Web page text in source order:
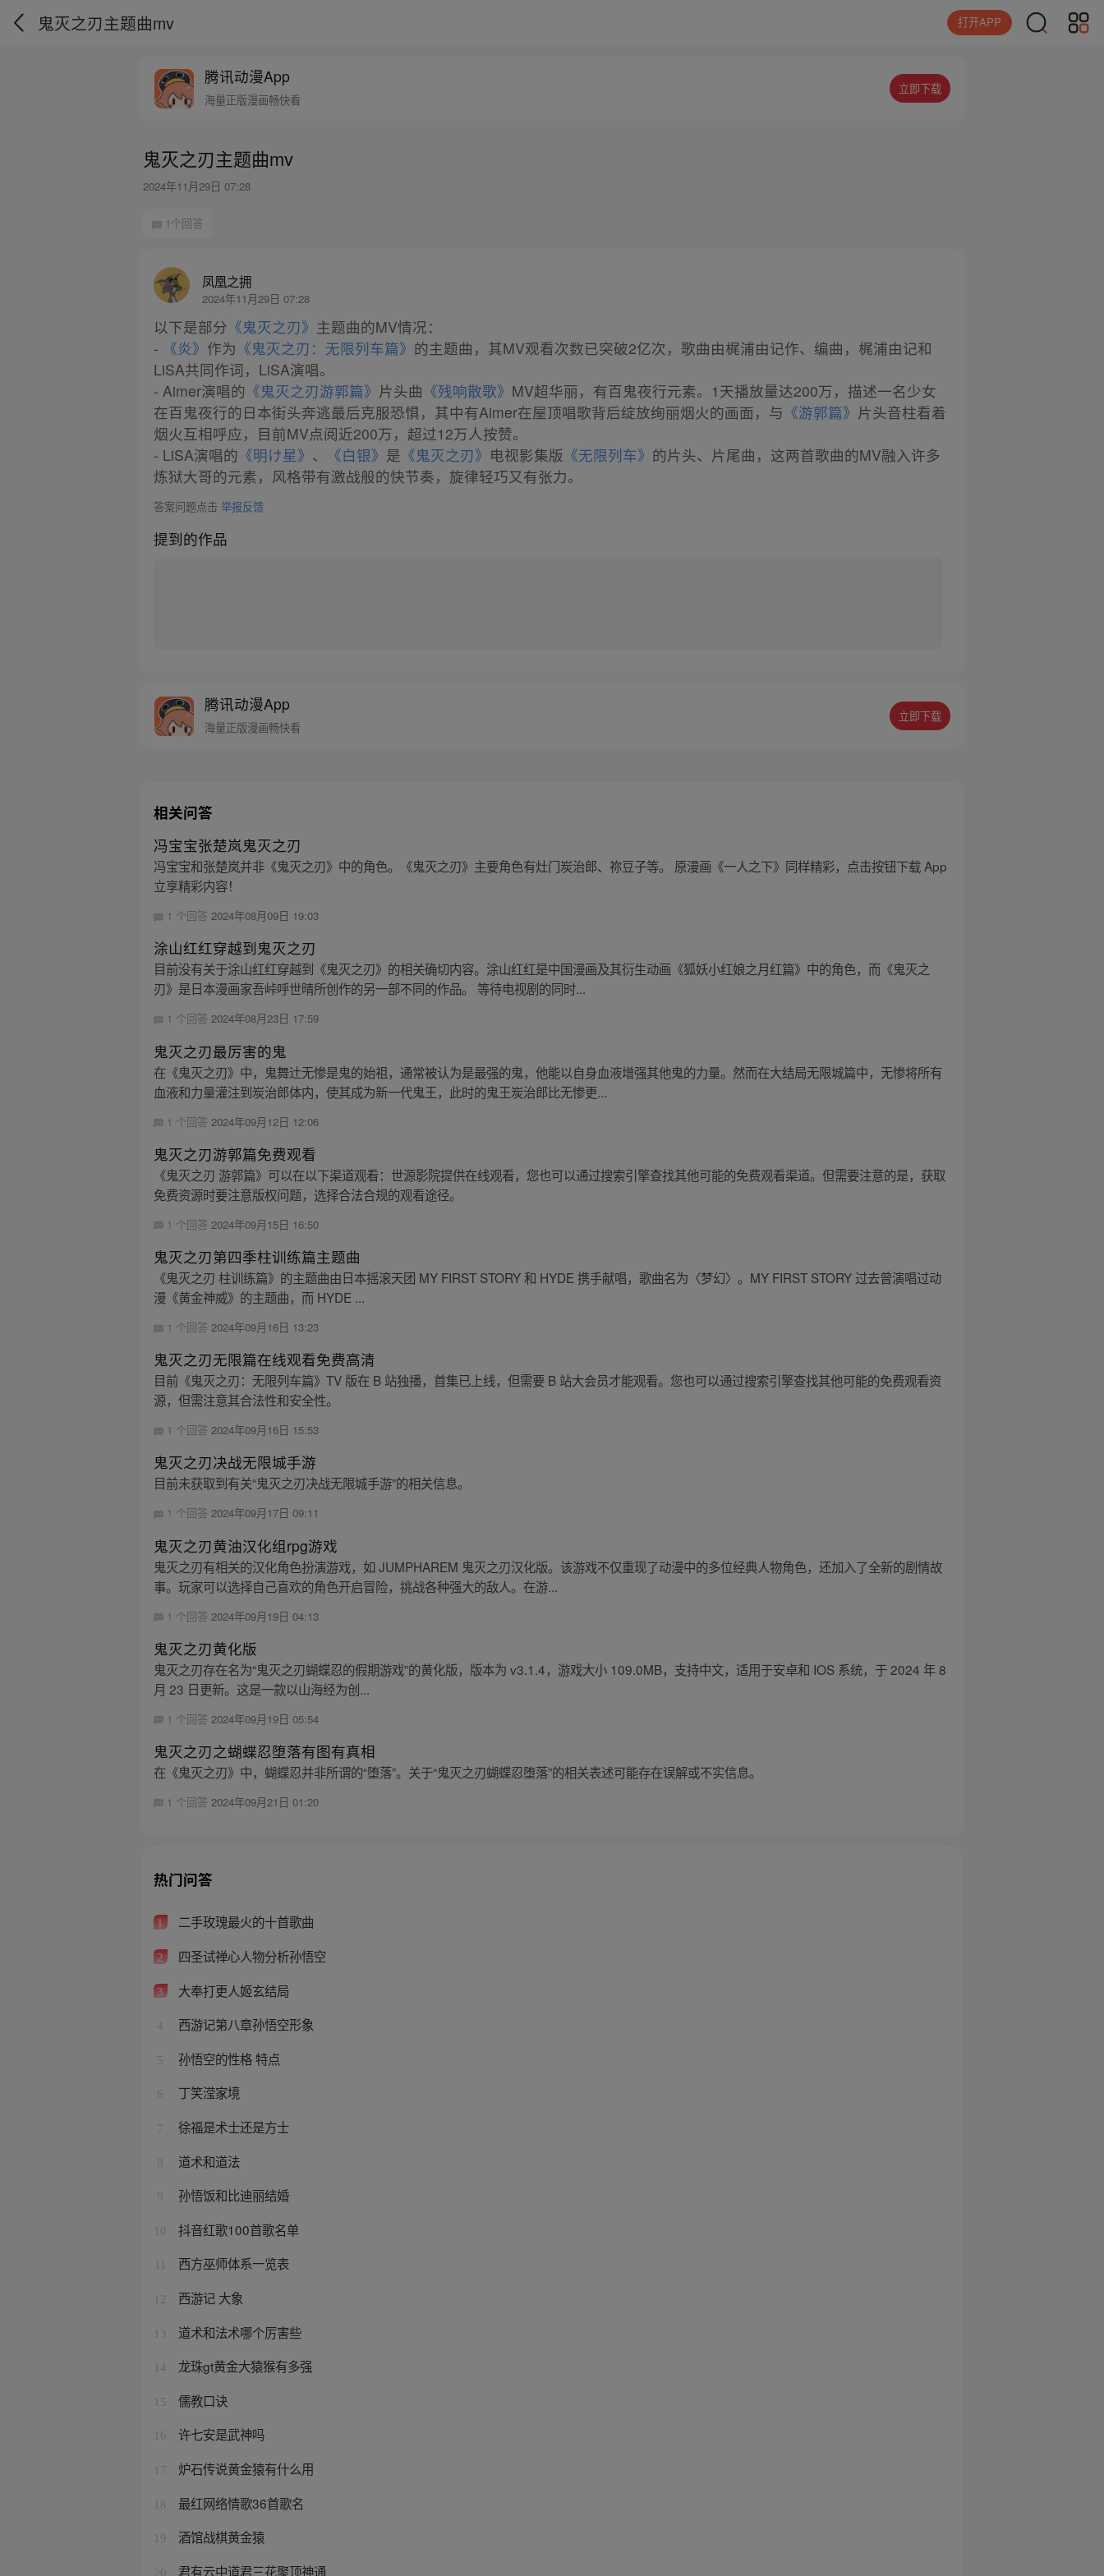
鬼灭之刃主题曲mv 打开APP
腾讯动漫App
海量正版漫画畅快看
立即下载
鬼灭之刃主题曲mv
2024年11月29日 07:28
1个回答
凤凰之拥
2024年11月29日 07:28
以下是部分 《鬼灭之刃》 主题曲的MV情况：
- 《炎》 作为 《鬼灭之刃：无限列车篇》 的主题曲，其MV观看次数已突破2亿次，歌曲由梶浦由记作、编曲，梶浦由记和
LiSA共同作词，LiSA演唱。
- Aimer演唱的 《鬼灭之刃游郭篇》 片头曲 《残响散歌》 MV超华丽，有百鬼夜行元素。1天播放量达200万，描述一名少女
在百鬼夜行的日本街头奔逃最后克服恐惧，其中有Aimer在屋顶唱歌背后绽放绚丽烟火的画面，与 《游郭篇》 片头音柱看着
烟火互相呼应，目前MV点阅近200万，超过12万人按赞。
- LiSA演唱的 《明け星》 、 《白银》 是 《鬼灭之刃》 电视影集版 《无限列车》 的片头、片尾曲，这两首歌曲的MV融入许多
炼狱大哥的元素，风格带有激战般的快节奏，旋律轻巧又有张力。
答案问题点击举报反馈
提到的作品
腾讯动漫App
海量正版漫画畅快看
立即下载
相关问答
冯宝宝张楚岚鬼灭之刃
冯宝宝和张楚岚并非《鬼灭之刃》中的角色。《鬼灭之刃》主要角色有灶门炭治郎、祢豆子等。 原漫画《一人之下》同样精彩，点击按钮下载 App
立享精彩内容！
1 个回答2024年08月09日 19:03
涂山红红穿越到鬼灭之刃
目前没有关于涂山红红穿越到《鬼灭之刃》的相关确切内容。涂山红红是中国漫画及其衍生动画《狐妖小红娘之月红篇》中的角色，而《鬼灭之
刃》是日本漫画家吾峠呼世晴所创作的另一部不同的作品。 等待电视剧的同时...
1 个回答2024年08月23日 17:59
鬼灭之刃最厉害的鬼
在《鬼灭之刃》中，鬼舞辻无惨是鬼的始祖，通常被认为是最强的鬼，他能以自身血液增强其他鬼的力量。然而在大结局无限城篇中，无惨将所有
血液和力量灌注到炭治郎体内，使其成为新一代鬼王，此时的鬼王炭治郎比无惨更...
1 个回答 2024年09月12日 12:06
鬼灭之刃游郭篇免费观看
《鬼灭之刃 游郭篇》可以在以下渠道观看：世源影院提供在线观看，您也可以通过搜索引擎查找其他可能的免费观看渠道。但需要注意的是，获取
免费资源时要注意版权问题，选择合法合规的观看途径。
1 个回答 2024年09月15日 16:50
鬼灭之刃第四季柱训练篇主题曲
《鬼灭之刃 柱训练篇》的主题曲由日本摇滚天团 MY FIRST STORY 和 HYDE 携手献唱，歌曲名为〈梦幻〉。MY FIRST STORY 过去曾演唱过动
漫《黄金神威》的主题曲，而 HYDE ...
1 个回答2024年09月16日 13:23
鬼灭之刃无限篇在线观看免费高清
目前《鬼灭之刃：无限列车篇》TV 版在 B 站独播，首集已上线，但需要 B 站大会员才能观看。您也可以通过搜索引擎查找其他可能的免费观看资
源，但需注意其合法性和安全性。
1 个回答2024年09月16日 15:53
鬼灭之刃决战无限城手游
目前未获取到有关“鬼灭之刃决战无限城手游”的相关信息。
1 个回答2024年09月17日 09:11
鬼灭之刃黄油汉化组rpg游戏
鬼灭之刃有相关的汉化角色扮演游戏，如 JUMPHAREM 鬼灭之刃汉化版。该游戏不仅重现了动漫中的多位经典人物角色，还加入了全新的剧情故
事。玩家可以选择自己喜欢的角色开启冒险，挑战各种强大的敌人。在游...
1 个回答 2024年09月19日 04:13
鬼灭之刃黄化版
鬼灭之刃存在名为“鬼灭之刃蝴蝶忍的假期游戏”的黄化版，版本为 v3.1.4，游戏大小 109.0MB，支持中文，适用于安卓和 IOS 系统，于 2024 年 8
月 23 日更新。这是一款以山海经为创...
1 个回答 2024年09月19日 05:54
鬼灭之刃之蝴蝶忍堕落有图有真相
在《鬼灭之刃》中，蝴蝶忍并非所谓的“堕落”。关于“鬼灭之刃蝴蝶忍堕落”的相关表述可能存在误解或不实信息。
1 个回答2024年09月21日 01:20
热门问答
1 二手玫瑰最火的十首歌曲
2 四圣试禅心人物分析孙悟空
3 大奉打更人姬玄结局
4 西游记第八章孙悟空形象
5 孙悟空的性格 特点
6 丁笑滢家境
7 徐福是术士还是方士
8 道术和道法
9 孙悟饭和比迪丽结婚
10 抖音红歌100首歌名单
西方巫师体系一览表
12 西游记 大象
13 道术和法术哪个厉害些
14 龙珠gt黄金大猿猴有多强
15 儒教口诀
16 许七安是武神吗
17 炉石传说黄金猿有什么用
18 最红网络情歌36首歌名
19 酒馆战棋黄金猿
20 君有云中道君三花聚顶神通